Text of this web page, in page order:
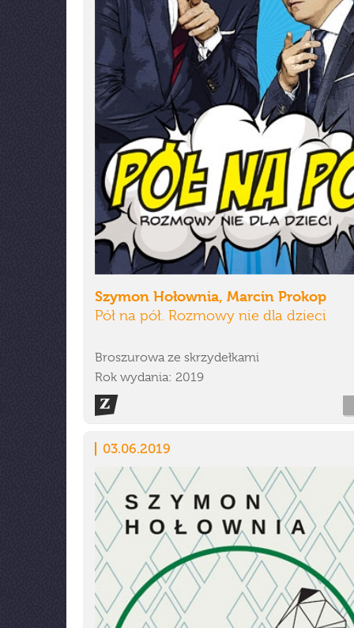
Szymon Hołownia, Marcin Prokop
Pół na pół. Rozmowy nie dla dzieci
Broszurowa ze skrzydełkami
Rok wydania: 2019
03.06.2019